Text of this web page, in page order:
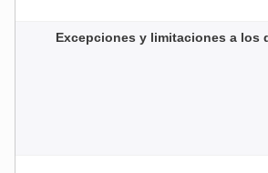
Excepciones y limitaciones a los